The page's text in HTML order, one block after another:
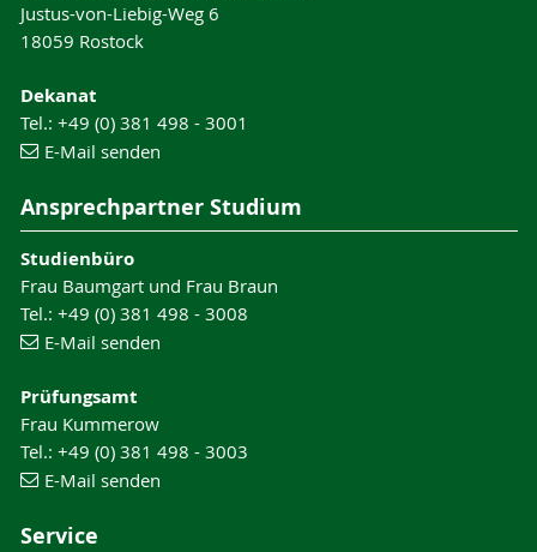
Justus-von-Liebig-Weg 6
18059 Rostock
Dekanat
Tel.: +49 (0) 381 498 - 3001
E-Mail senden
Ansprechpartner Studium
Studienbüro
Frau Baumgart und Frau Braun
Tel.: +49 (0) 381 498 - 3008
E-Mail senden
Prüfungsamt
Frau Kummerow
Tel.: +49 (0) 381 498 - 3003
E-Mail senden
Service